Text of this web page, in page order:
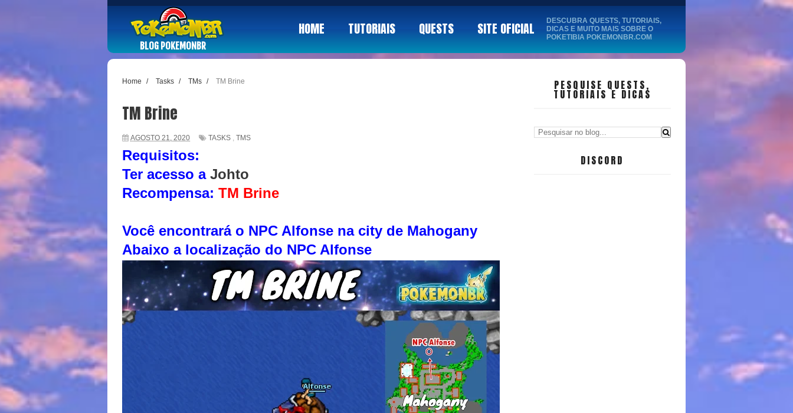
BLOG POKEMONBR
HOME TUTORIAIS QUESTS SITE OFICIAL
DESCUBRA QUESTS, TUTORIAIS,
DICAS E MUITO MAIS SOBRE O
POKETIBIA POKEMONBR.COM
Home / Tasks / TMs / TM Brine
TM Brine
AGOSTO 21, 2020 TASKS , TMS
Requisitos:
Ter acesso a Johto
Recompensa: TM Brine
Você encontrará o NPC Alfonse na city de Mahogany
Abaixo a localização do NPC Alfonse
PESQUISE QUESTS,
TUTORIAIS E DICAS
DISCORD